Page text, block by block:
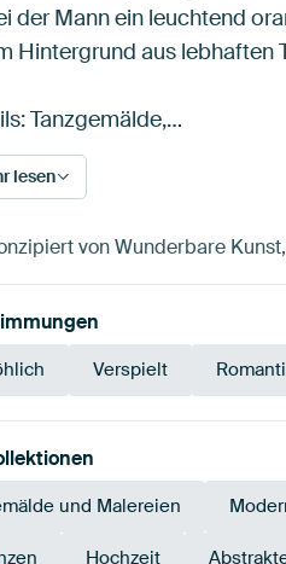
der Mann ein leuchtend
Hintergrund aus lebhaften
Tanzgemälde,…
lesen
von Wunderbare
Verspielt
und Malereien
Hochzeit